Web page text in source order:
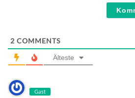
2 COMMENTS
Älteste
Gast